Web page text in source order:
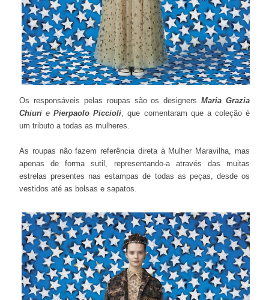
Os responsáveis pelas roupas são os designersMaria Grazia
ChiuriePierpaolo Piccioli , que comentaram que a coleção é
um tributo a todas as mulheres.
As roupas não fazem referência direta à Mulher Maravilha, mas
apenas de forma sutil, representando-a através das muitas
estrelas presentes nas estampas de todas as peças, desde os
vestidos até as bolsas e sapatos.